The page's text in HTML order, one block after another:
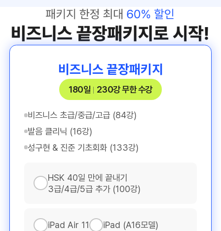
비즈니스 끝장패키지
180일 230강 무한 수강
비즈니스 초급/중급/고급 (84강)
발음 클리닉 (16강)
성구현 & 진준 기초회화 (133강)
HSK 40일 만에 끝내기
3급/4급/5급 추가 (100강)
iPad Air 11 iPad (A16모델)